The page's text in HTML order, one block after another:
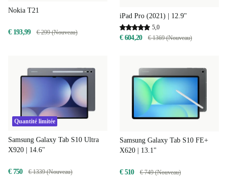
Nokia T21
€ 193,99 € 299 (Nouveau)
iPad Pro (2021) | 12.9"
5,0
€ 604,20 € 1369 (Nouveau)
Quantité limitée
Samsung Galaxy Tab S10 Ultra
X920 | 14.6"
€ 750 € 1339 (Nouveau)
Samsung Galaxy Tab S10 FE+
X620 | 13.1"
€ 510 € 749 (Nouveau)